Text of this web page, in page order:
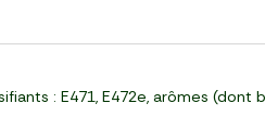
: E471, E472e, arômes (dont